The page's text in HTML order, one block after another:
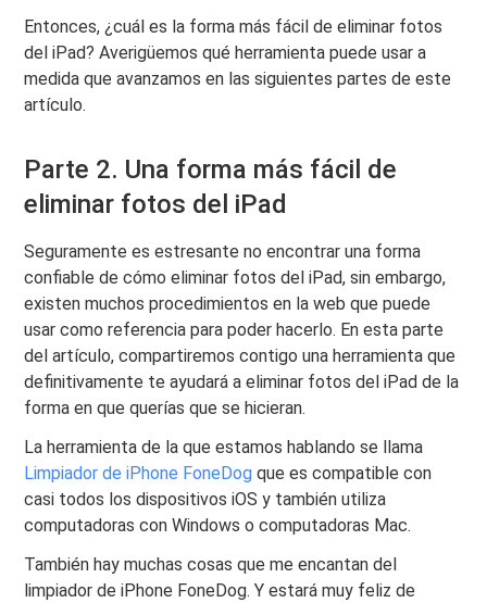
Entonces, ¿cuál es la forma más fácil de eliminar fotos
del iPad? Averigüemos qué herramienta puede usar a
medida que avanzamos en las siguientes partes de este
artículo.
Parte 2. Una forma más fácil de
eliminar fotos del iPad
Seguramente es estresante no encontrar una forma
confiable de cómo eliminar fotos del iPad, sin embargo,
existen muchos procedimientos en la web que puede
usar como referencia para poder hacerlo. En esta parte
del artículo, compartiremos contigo una herramienta que
definitivamente te ayudará a eliminar fotos del iPad de la
forma en que querías que se hicieran.
La herramienta de la que estamos hablando se llama
Limpiador de iPhone FoneDog que es compatible con
casi todos los dispositivos iOS y también utiliza
computadoras con Windows o computadoras Mac.
También hay muchas cosas que me encantan del
limpiador de iPhone FoneDog. Y estará muy feliz de